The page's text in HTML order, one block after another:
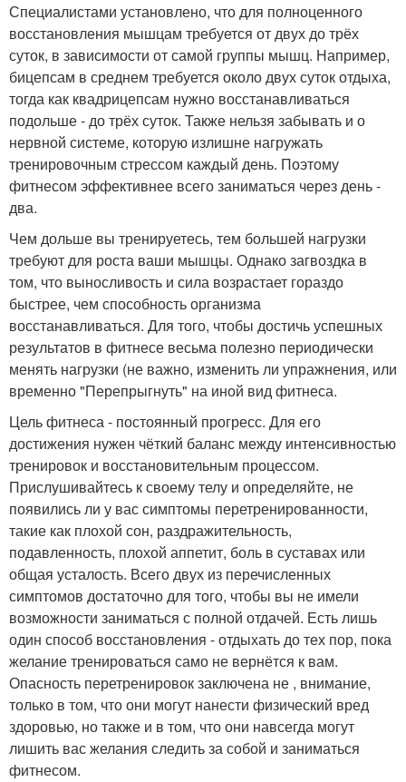
Специалистами установлено, что для полноценного
восстановления мышцам требуется от двух до трёх
суток, в зависимости от самой группы мышц. Например,
бицепсам в среднем требуется около двух суток отдыха,
тогда как квадрицепсам нужно восстанавливаться
подольше - до трёх суток. Также нельзя забывать и о
нервной системе, которую излишне нагружать
тренировочным стрессом каждый день. Поэтому
фитнесом эффективнее всего заниматься через день -
два.
Чем дольше вы тренируетесь, тем большей нагрузки
требуют для роста ваши мышцы. Однако загвоздка в
том, что выносливость и сила возрастает гораздо
быстрее, чем способность организма
восстанавливаться. Для того, чтобы достичь успешных
результатов в фитнесе весьма полезно периодически
менять нагрузки (не важно, изменить ли упражнения, или
временно "Перепрыгнуть" на иной вид фитнеса.
Цель фитнеса - постоянный прогресс. Для его
достижения нужен чёткий баланс между интенсивностью
тренировок и восстановительным процессом.
Прислушивайтесь к своему телу и определяйте, не
появились ли у вас симптомы перетренированности,
такие как плохой сон, раздражительность,
подавленность, плохой аппетит, боль в суставах или
общая усталость. Всего двух из перечисленных
симптомов достаточно для того, чтобы вы не имели
возможности заниматься с полной отдачей. Есть лишь
один способ восстановления - отдыхать до тех пор, пока
желание тренироваться само не вернётся к вам.
Опасность перетренировок заключена не , внимание,
только в том, что они могут нанести физический вред
здоровью, но также и в том, что они навсегда могут
лишить вас желания следить за собой и заниматься
фитнесом.